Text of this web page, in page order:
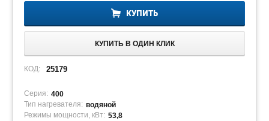
КУПИТЬ
КУПИТЬ В ОДИН КЛИК
КОД: 25179
Серия: 400
Тип нагревателя: водяной
Режимы мощности, кВт: 53,8